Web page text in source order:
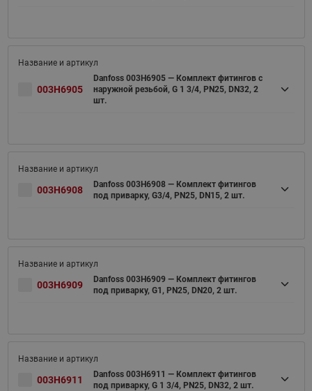
003H6905
Danfoss 003H6905 — Комплект фитингов с
наружной резьбой, G 1 3/4, PN25, DN32, 2
шт.
003H6908
Danfoss 003H6908 — Комплект фитингов
под приварку, G3/4, PN25, DN15, 2 шт.
003H6909
Danfoss 003H6909 — Комплект фитингов
под приварку, G1, PN25, DN20, 2 шт.
003H6911
Danfoss 003H6911 — Комплект фитингов
под приварку, G 1 3/4, PN25, DN32, 2 шт.